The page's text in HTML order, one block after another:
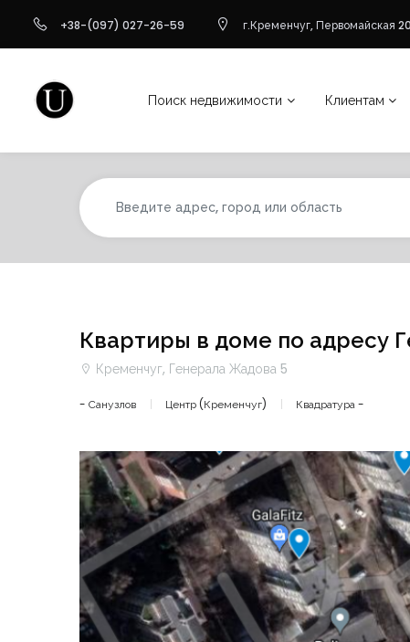
+38-(097) 027-26-59 г.Кременчуг, Первомайская
Поиск недвижимости Клиентам
Квартиры в доме по адресу
Кременчуг, Генерала Жадова 5
- Санузлов Центр (Кременчуг) Квадратура -